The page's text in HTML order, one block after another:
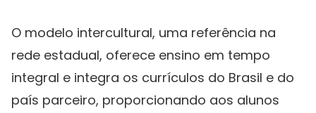
O modelo intercultural, uma referência na
rede estadual, oferece ensino em tempo
integral e integra os currículos do Brasil e do
país parceiro, proporcionando aos alunos